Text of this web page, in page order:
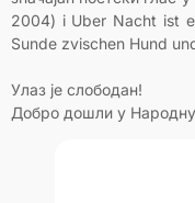
2004) i Uber Nacht ist
Sunde zvischen Hund
Улаз је слободан!
Добро дошли у Народну